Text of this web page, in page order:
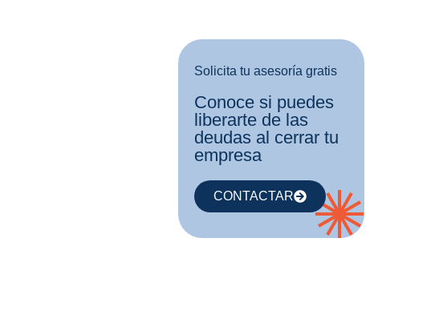
Solicita tu asesoría gratis
Conoce si puedes
liberarte de las
deudas al cerrar tu
empresa
CONTACTAR